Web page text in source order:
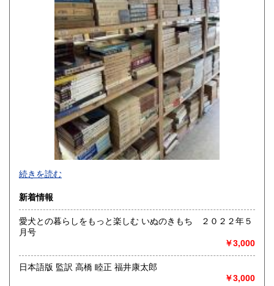
800円 鹿児島県
1,500円
-
沿線名：-
最寄駅：-
営業時間：-
定休日：-
-
続きを読む
新着情報
愛犬との暮らしをもっと楽しむ いぬのきもち ２０２２年５
月号
￥3,000
日本語版 監訳 高橋 睦正 福井康太郎
￥3,000